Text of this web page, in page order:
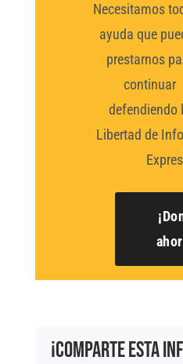
Necesitamos
ayuda que
prestarnos
continuar
defendiendo
Libertad de
¡Comparte esta